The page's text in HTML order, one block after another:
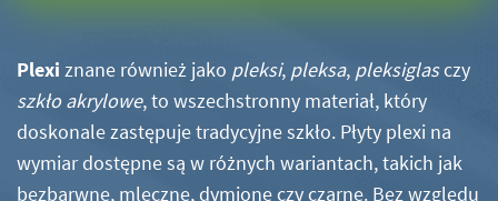
Plexi znane również jako pleksi, pleksa, pleksiglasczy
szkło akrylowe, to wszechstronny materiał, który
doskonale zastępuje tradycyjne szkło. Płyty plexi na
wymiar dostępne są w różnych wariantach, takich jak
bezbarwne, mleczne, dymione czy czarne. Bez względu